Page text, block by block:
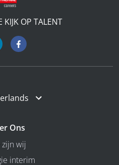
KIJK OP TALENT
Ons
wij
interim